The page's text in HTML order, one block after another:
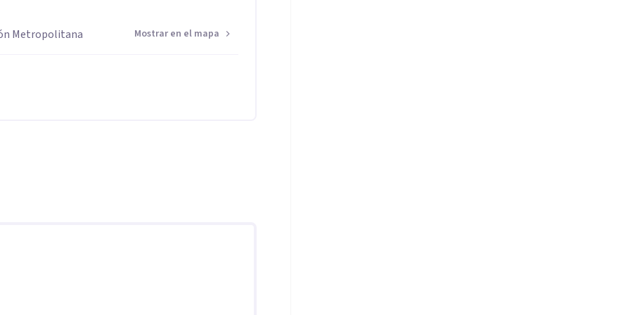
ansiedad, angustia o conflictos afectivos,
formas de bienestar y sentido.
respeto y confidencialidad, donde cada persona
Metropolitana
Mostrar en el mapa